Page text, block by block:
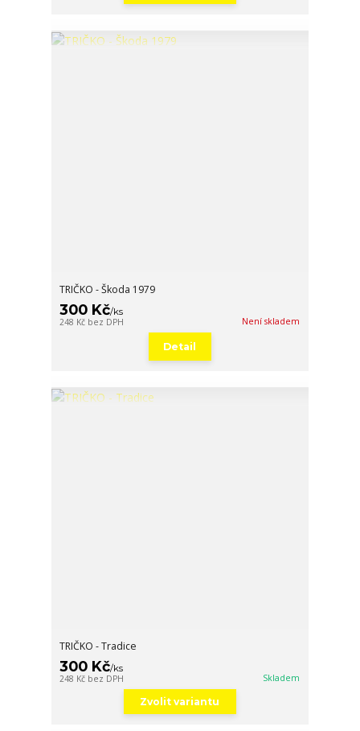
TRIČKO - Škoda 1979
300 Kč/ks
248 Kč bez DPH Není skladem
Detail
TRIČKO - Tradice
300 Kč/ks
248 Kč bez DPH Skladem
Zvolit variantu